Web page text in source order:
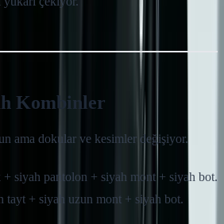
Kombinler
ama dokular ve kesimler değişiyor.
siyah pantolon + siyah mont + siyah bot.
tayt + siyah uzun mont + siyah bot.